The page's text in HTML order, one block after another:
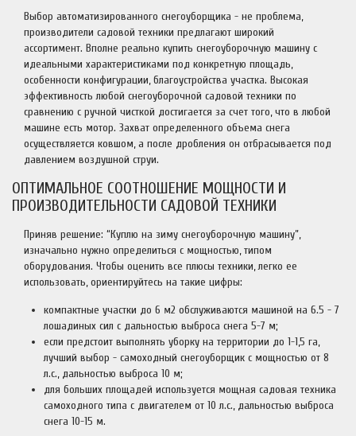
Выбор автоматизированного снегоуборщика - не проблема,
производители садовой техники предлагают широкий
ассортимент. Вполне реально купить снегоуборочную машину с
идеальными характеристиками под конкретную площадь,
особенности конфигурации, благоустройства участка. Высокая
эффективность любой снегоуборочной садовой техники по
сравнению с ручной чисткой достигается за счет того, что в любой
машине есть мотор. Захват определенного объема снега
осуществляется ковшом, а после дробления он отбрасывается под
давлением воздушной струи.
ОПТИМАЛЬНОЕ СООТНОШЕНИЕ МОЩНОСТИ И
ПРОИЗВОДИТЕЛЬНОСТИ САДОВОЙ ТЕХНИКИ
Приняв решение: “Куплю на зиму снегоуборочную машину”,
изначально нужно определиться с мощностью, типом
оборудования. Чтобы оценить все плюсы техники, легко ее
использовать, ориентируйтесь на такие цифры:
компактные участки до 6 м2 обслуживаются машиной на 6.5 - 7
лошадиных сил с дальностью выброса снега 5-7 м;
если предстоит выполнять уборку на территории до 1-1,5 га,
лучший выбор - самоходный снегоуборщик с мощностью от 8
л.с., дальностью выброса 10 м;
для больших площадей используется мощная садовая техника
самоходного типа с двигателем от 10 л.с., дальностью выброса
снега 10-15 м.